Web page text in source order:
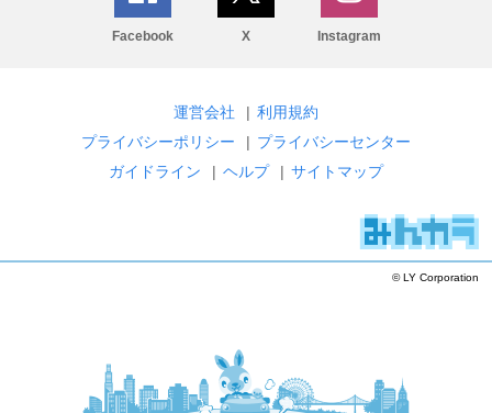
Facebook X Instagram
運営会社 | 利用規約
プライバシーポリシー
| プライバシーセンター
ガイドライン
| ヘルプ | サイトマップ
© LY Corporation